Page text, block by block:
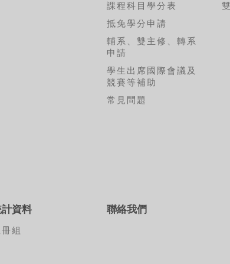
課程科目學分表
抵免學分申請
輔系、雙主修、轉系
申請
學生出席國際會議及
競賽等補助
常見問題
資料
組
聯絡我們